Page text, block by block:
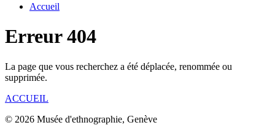
Accueil
Erreur 404
La page que vous recherchez a été déplacée, renommée ou
supprimée.
ACCUEIL
© 2026 Musée d'ethnographie, Genève